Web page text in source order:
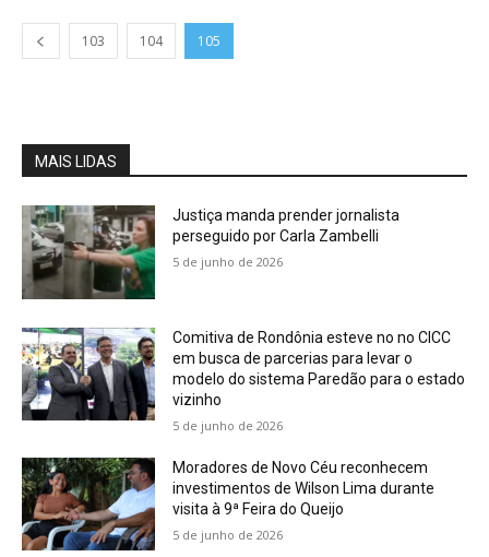
103 104 105
MAIS LIDAS
Justiça manda prender jornalista
perseguido por Carla Zambelli
5 de junho de 2026
Comitiva de Rondônia esteve no no CICC
em busca de parcerias para levar o
modelo do sistema Paredão para o estado
vizinho
5 de junho de 2026
Moradores de Novo Céu reconhecem
investimentos de Wilson Lima durante
visita à 9ª Feira do Queijo
5 de junho de 2026